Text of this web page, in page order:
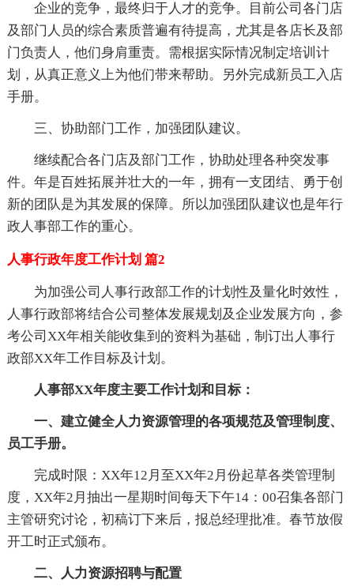
企业的竞争，最终归于人才的竞争。目前公司各门店
及部门人员的综合素质普遍有待提高，尤其是各店长及部
门负责人，他们身肩重责。需根据实际情况制定培训计
划，从真正意义上为他们带来帮助。另外完成新员工入店
手册。
三、协助部门工作，加强团队建议。
继续配合各门店及部门工作，协助处理各种突发事
件。年是百姓拓展并壮大的一年，拥有一支团结、勇于创
新的团队是为其发展的保障。所以加强团队建议也是年行
政人事部工作的重心。
人事行政年度工作计划 篇2
为加强公司人事行政部工作的计划性及量化时效性，
人事行政部将结合公司整体发展规划及企业发展方向，参
考公司XX年相关能收集到的资料为基础，制订出人事行
政部XX年工作目标及计划。
人事部XX年度主要工作计划和目标：
一、建立健全人力资源管理的各项规范及管理制度、
员工手册。
完成时限：XX年12月至XX年2月份起草各类管理制
度，XX年2月抽出一星期时间每天下午14：00召集各部门
主管研究讨论，初稿订下来后，报总经理批准。春节放假
开工时正式颁布。
二、人力资源招聘与配置